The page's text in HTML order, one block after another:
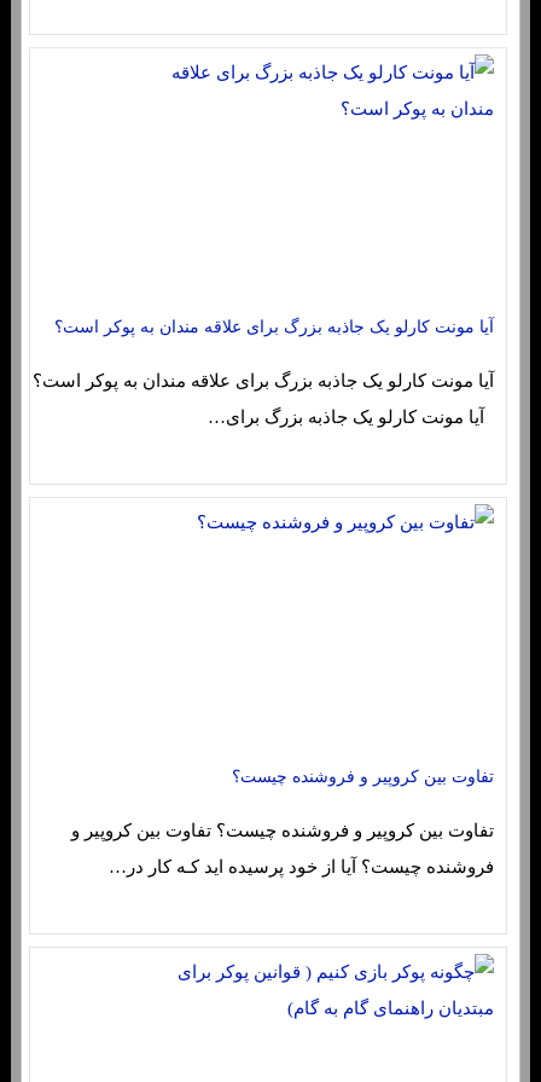
آیا مونت کارلو یک جاذبه بزرگ برای علاقه مندان به پوکر است؟
آیا مونت کارلو یک جاذبه بزرگ برای علاقه مندان به پوکر است؟
آیا مونت کارلو یک جاذبه بزرگ برای…
تفاوت بین کروپیر و فروشنده چیست؟
تفاوت بین کروپیر و فروشنده چیست؟ تفاوت بین کروپیر و
فروشنده چیست؟ آیا از خود پرسیده اید کـه کار در…